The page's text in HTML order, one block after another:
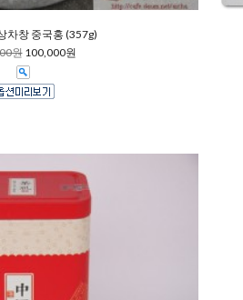
차창 중국홍 (357g)
원 100,000원